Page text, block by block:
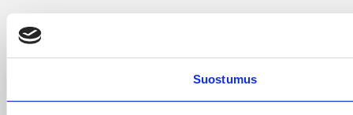
Suostumus